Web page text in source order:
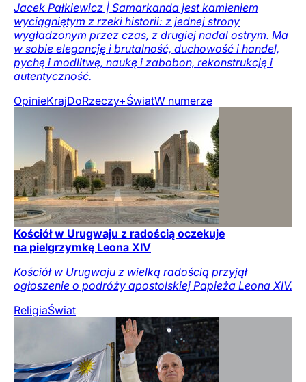
Jacek Pałkiewicz | Samarkanda jest kamieniem
wyciągniętym z rzeki historii: z jednej strony
wygładzonym przez czas, z drugiej nadal ostrym. Ma
w sobie elegancję i brutalność, duchowość i handel,
pychę i modlitwę, naukę i zabobon, rekonstrukcję i
autentyczność.
OpinieKrajDoRzeczy+ŚwiatW numerze
Kościół w Urugwaju z radością oczekuje
na pielgrzymkę Leona XIV
Kościół w Urugwaju z wielką radością przyjął
ogłoszenie o podróży apostolskiej Papieża Leona XIV.
ReligiaŚwiat